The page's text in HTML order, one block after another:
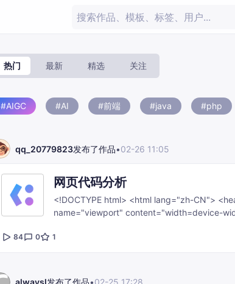
热门 最新 精选 关注
#AIGC #AI #前端 #java #php
qq_20779823发布了作品•02-26 11:05
网页代码分析
<!DOCTYPE html> <html lang="zh-CN"> <head> <meta charset="UTF-8">
name="viewport" content="width=device-width, initial-
84 0 1